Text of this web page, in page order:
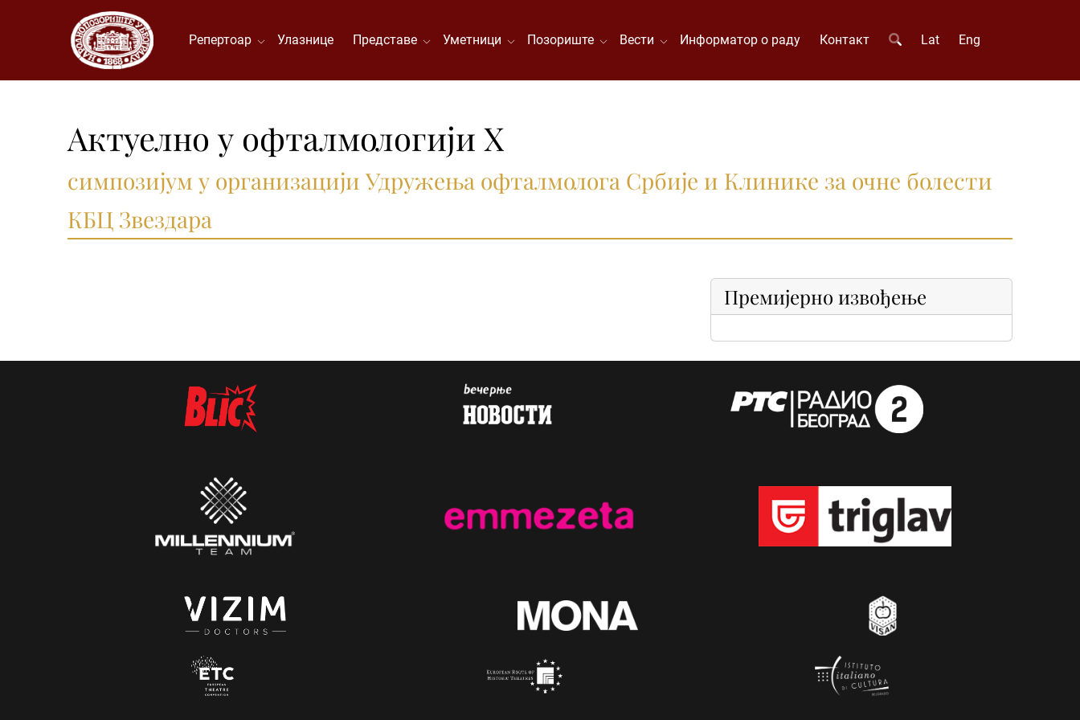
Репертоар Улазнице Представе Уметници Позориште Вести Информатор о раду Контакт Lat Eng
Актуелно у офталмологији X
симпозијум у организацији Удружења офталмолога Србије и Клинике за очне болести
КБЦ Звездара
Премијерно извођење